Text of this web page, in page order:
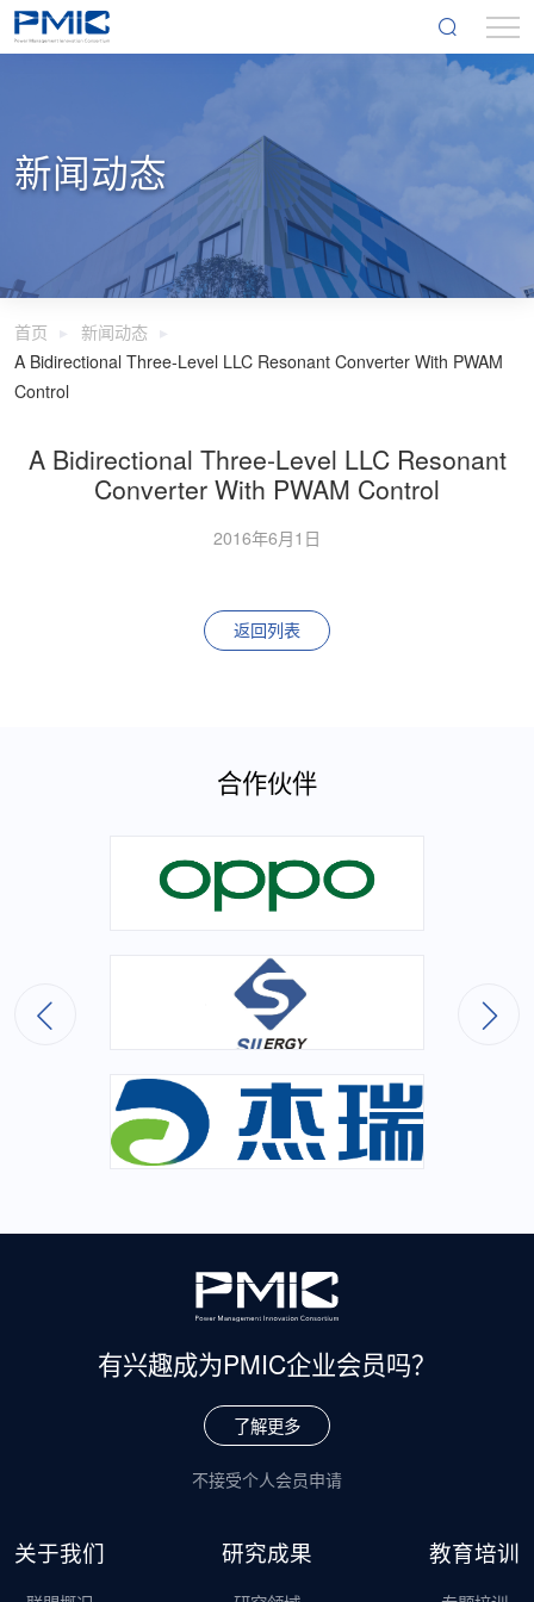
新闻动态
首页
新闻动态
A Bidirectional Three-Level LLC Resonant Converter With PWAM
Control
A Bidirectional Three-Level LLC Resonant
Converter With PWAM Control
2016年6月1日
返回列表
合作伙伴
有兴趣成为PMIC企业会员吗？
了解更多
不接受个人会员申请
关于我们 研究成果 教育培训